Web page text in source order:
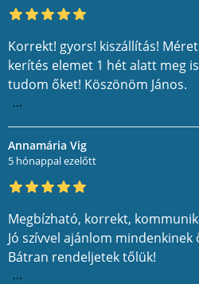
Korrekt! gyors! kiszállítás!
kerítés elemet 1 hét alatt meg
tudom őket! Köszönöm János.
...
Annamária Vig
5 hónappal ezelőtt
Megbízható, korrekt,
Jó szívvel ajánlom mindenkinek
Bátran rendeljetek tőlük!
...